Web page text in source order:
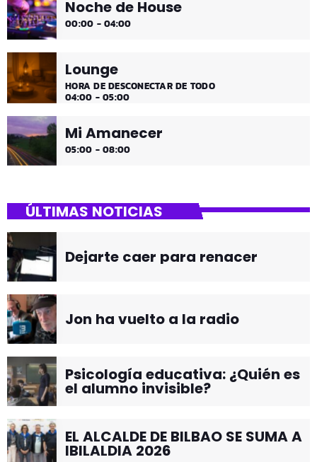
Noche de House
00:00 - 04:00
Lounge
HORA DE DESCONECTAR DE TODO
04:00 - 05:00
Mi Amanecer
05:00 - 08:00
ÚLTIMAS NOTICIAS
Dejarte caer para renacer
Jon ha vuelto a la radio
Psicología educativa: ¿Quién es
el alumno invisible?
EL ALCALDE DE BILBAO SE SUMA A
IBILALDIA 2026